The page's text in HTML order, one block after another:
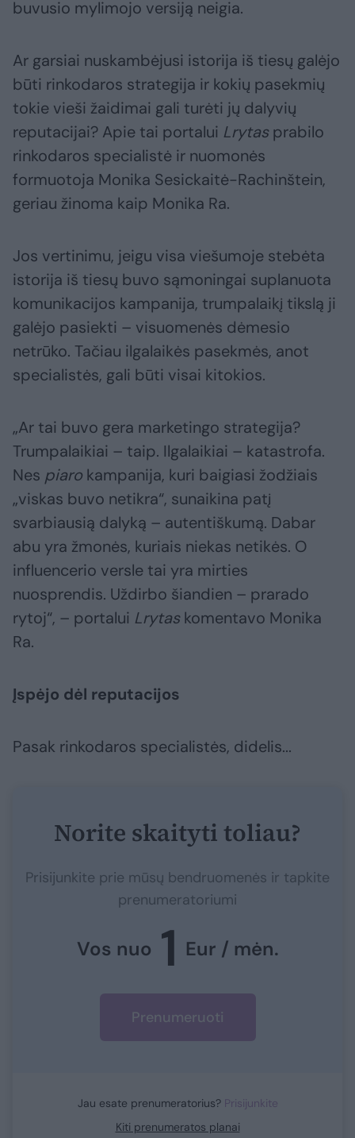
buvusio mylimojo versiją neigia.
Ar garsiai nuskambėjusi istorija iš tiesų galėjo
būti rinkodaros strategija ir kokių pasekmių
tokie vieši žaidimai gali turėti jų dalyvių
reputacijai? Apie tai portalui Lrytasprabilo
rinkodaros specialistė ir nuomonės
formuotoja Monika Sesickaitė-Rachinštein,
geriau žinoma kaip Monika Ra.
Jos vertinimu, jeigu visa viešumoje stebėta
istorija iš tiesų buvo sąmoningai suplanuota
komunikacijos kampanija, trumpalaikį tikslą ji
galėjo pasiekti – visuomenės dėmesio
netrūko. Tačiau ilgalaikės pasekmės, anot
specialistės, gali būti visai kitokios.
„Ar tai buvo gera marketingo strategija?
Trumpalaikiai – taip. Ilgalaikiai – katastrofa.
Nes piaro kampanija, kuri baigiasi žodžiais
„viskas buvo netikra“, sunaikina patį
svarbiausią dalyką – autentiškumą. Dabar
abu yra žmonės, kuriais niekas netikės. O
influencerio versle tai yra mirties
nuosprendis. Uždirbo šiandien – prarado
rytoj“, – portalui Lrytaskomentavo Monika
Ra.
Įspėjo dėl reputacijos
Pasak rinkodaros specialistės, didelis...
Norite skaityti toliau?
Prisijunkite prie mūsų bendruomenės ir tapkite
prenumeratoriumi
Vos nuo 1 Eur / mėn.
Prenumeruoti
Jau esate prenumeratorius? Prisijunkite
Kiti prenumeratos planai